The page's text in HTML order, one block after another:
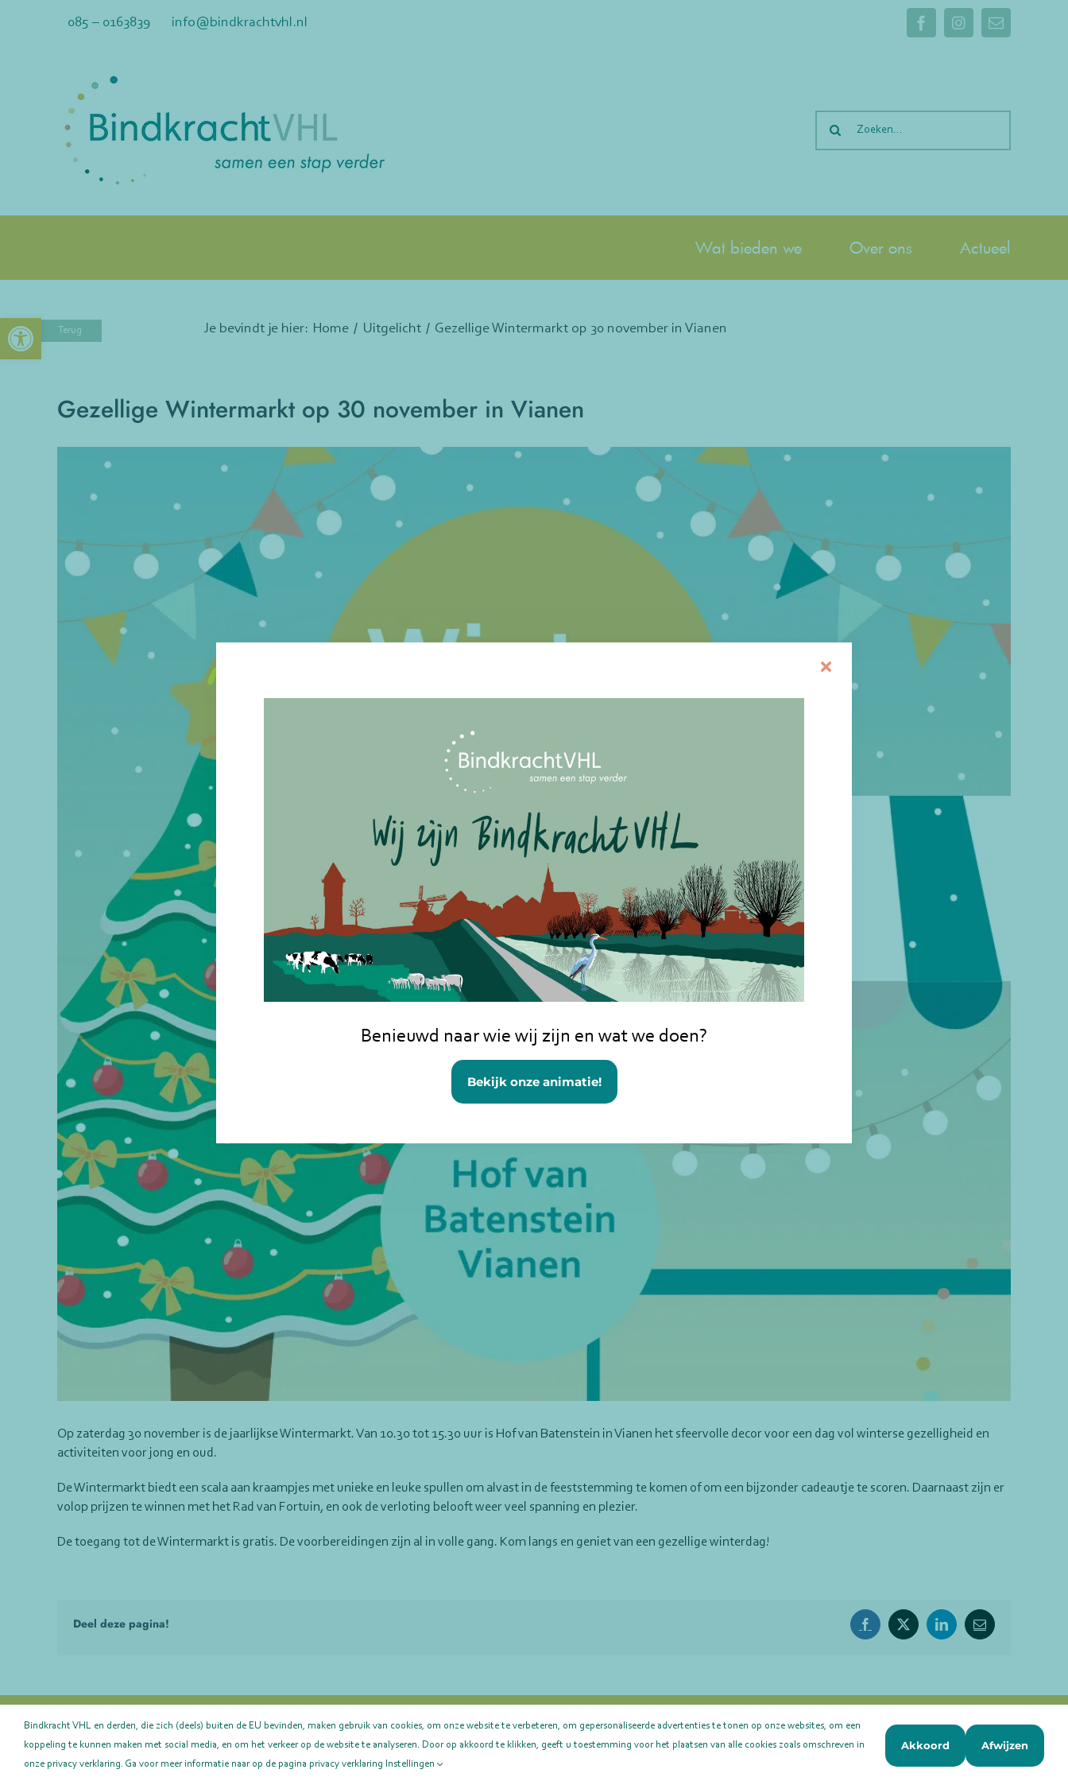
Toolbar openen
085 – 0163839 info@bindkrachtvhl.nl FacebookInstagram
E-
naar:
Wat bieden we Over ons Actueel
Je bevindt je hier: Home Uitgelicht Gezellige Wintermarkt op 30 november in Vianen
Gezellige Wintermarkt op 30 november in Vianen
afbeelding
Op zaterdag 30 november is de jaarlijkse Wintermarkt. Van 10.30 tot 15.30 uur is Hof van Batenstein in Vianen het sfeervolle decor voor een dag vol winterse gezelligheid en
activiteiten voor jong en oud.
De Wintermarkt biedt een scala aan kraampjes met unieke en leuke spullen om alvast in de feeststemming te komen of om een bijzonder cadeautje te scoren. Daarnaast zijn er
volop prijzen te winnen met het Rad van Fortuin, en ook de verloting belooft weer veel spanning en plezier.
De toegang tot de Wintermarkt is gratis. De voorbereidingen zijn al in volle gang. Kom langs en geniet van een gezellige winterdag!
Deel deze pagina! Facebook
X LinkedIn
E-
mail
BindkrachtVHL © 2023 | Alle Rechten Voorbehouden |Privacy Verklaring| KVK 41119720
Benieuwd naar wie wij zijn en wat we doen?
Bekijk onze animatie!
Bindkracht VHL en derden, die zich (deels) buiten de EU bevinden, maken gebruik van cookies, om onze website te verbeteren, om gepersonaliseerde advertenties te tonen op onze websites, om een
koppeling te kunnen maken met social media, en om het verkeer op de website te analyseren. Door op akkoord te klikken, geeft u toestemming voor het plaatsen van alle cookies zoals omschreven in
onze privacy verklaring. Ga voor meer informatie naar op de pagina privacy verklaring
Instellingen
Akkoord Afwijzen